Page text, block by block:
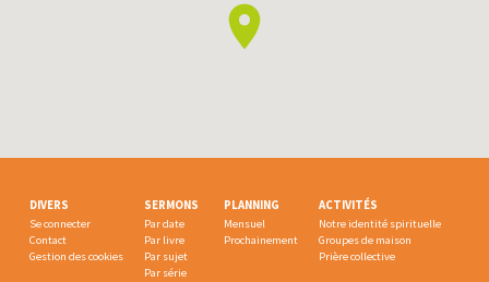
DIVERS
Se connecter
Contact
Gestion des cookies
SERMONS
Par date
Par livre
Par sujet
Par série
PLANNING
Mensuel
Prochainement
ACTIVITÉS
Notre identité spirituelle
Groupes de maison
Prière collective